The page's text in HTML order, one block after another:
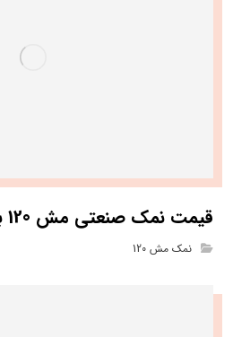
قیمت نمک صنعتی مش 120 بیوتی سالت
نمک مش 120